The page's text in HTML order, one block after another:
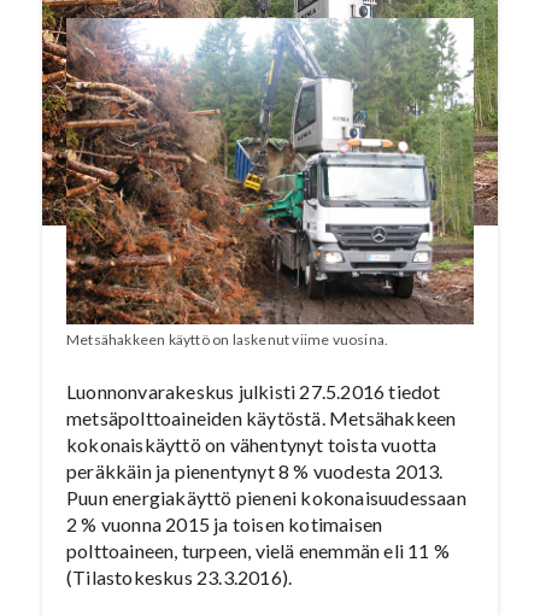
Metsähakkeen käyttö on laskenut viime vuosina.
Luonnonvarakeskus julkisti 27.5.2016 tiedot
metsäpolttoaineiden käytöstä. Metsähakkeen
kokonaiskäyttö on vähentynyt toista vuotta
peräkkäin ja pienentynyt 8 % vuodesta 2013.
Puun energiakäyttö pieneni kokonaisuudessaan
2 % vuonna 2015 ja toisen kotimaisen
polttoaineen, turpeen, vielä enemmän eli 11 %
(Tilastokeskus 23.3.2016).